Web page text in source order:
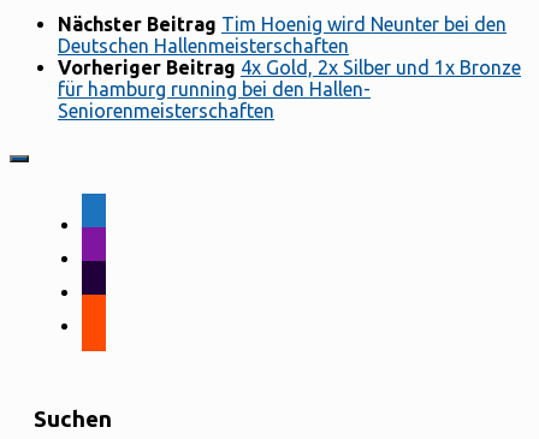
Nächster Beitrag Tim Hoenig wird Neunter bei den
Deutschen Hallenmeisterschaften
Vorheriger Beitrag 4x Gold, 2x Silber und 1x Bronze
für hamburg running bei den Hallen-
Seniorenmeisterschaften
Suchen